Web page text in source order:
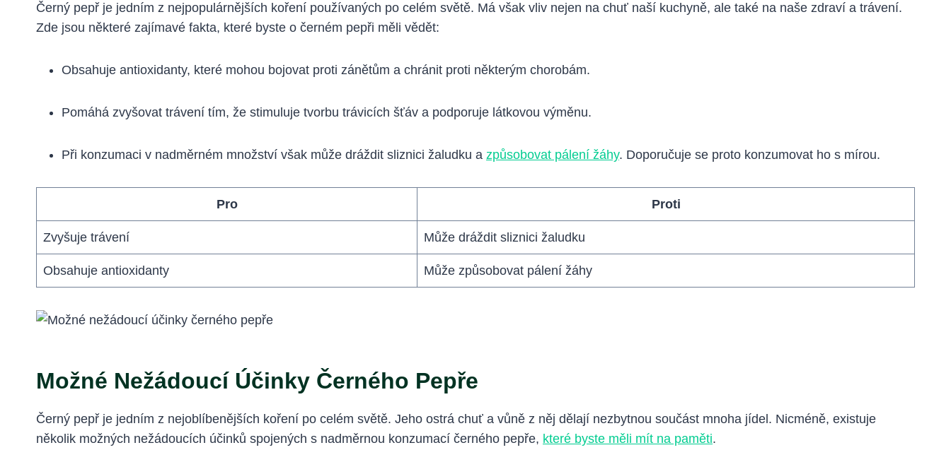
Černý pepř je jedním z nejpopulárnějších koření používaných po celém světě. Má však vliv nejen na chuť naší kuchyně, ale také na naše zdraví a trávení.
Zde jsou některé zajímavé fakta, které byste o černém pepři měli vědět:
Obsahuje antioxidanty, které mohou bojovat proti zánětům a chránit proti některým chorobám.
Pomáhá zvyšovat trávení tím, že stimuluje tvorbu trávicích šťáv a podporuje látkovou výměnu.
Při konzumaci v nadměrném množství však může dráždit sliznici žaludku a způsobovat pálení žáhy. Doporučuje se proto konzumovat ho s mírou.
Pro Proti
Zvyšuje trávení Může dráždit sliznici žaludku
Obsahuje antioxidanty Může způsobovat pálení žáhy
Možné Nežádoucí Účinky Černého Pepře
Černý pepř je jedním z nejoblíbenějších koření po celém světě. Jeho ostrá chuť a vůně z něj dělají nezbytnou součást mnoha jídel. Nicméně, existuje
několik možných nežádoucích účinků spojených s nadměrnou konzumací černého pepře, které byste měli mít na paměti.